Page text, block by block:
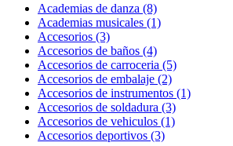
Academias de danza (8)
Academias musicales (1)
Accesorios (3)
Accesorios de baños (4)
Accesorios de carroceria (5)
Accesorios de embalaje (2)
Accesorios de instrumentos (1)
Accesorios de soldadura (3)
Accesorios de vehiculos (1)
Accesorios deportivos (3)